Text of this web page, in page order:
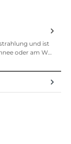
und ist
oder am W…